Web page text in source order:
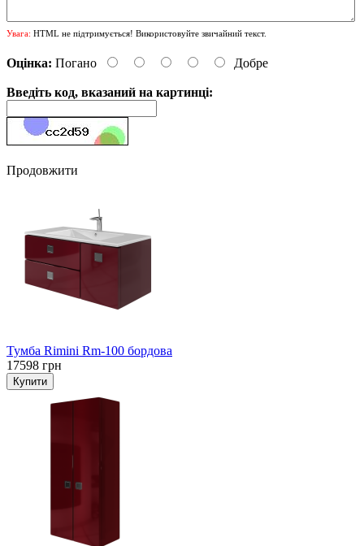
Увага: HTML не підтримується! Використовуйте звичайний текст.
Оцінка: Погано Добре
Введіть код, вказаний на картинці:
Продовжити
Тумба Rimini Rm-100 бордова
17598 грн